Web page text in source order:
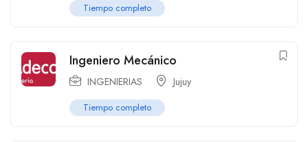
Tiempo completo
Ingeniero Mecánico
INGENIERIAS Jujuy
Tiempo completo